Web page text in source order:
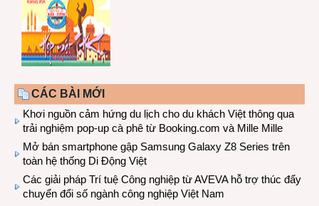
CÁC BÀI MỚI
Khơi nguồn cảm hứng du lịch cho du khách Việt thông qua
trải nghiệm pop-up cà phê từ Booking.com và Mille Mille
Mở bán smartphone gập Samsung Galaxy Z8 Series trên
toàn hệ thống Di Động Việt
Các giải pháp Trí tuệ Công nghiệp từ AVEVA hỗ trợ thúc đẩy
chuyển đổi số ngành công nghiệp Việt Nam